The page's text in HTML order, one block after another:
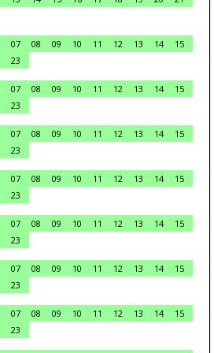
07 08 09 10 11 12 13 14
15
23
07 08 09 10 11 12 13 14
15
23
07 08 09 10 11 12 13 14
15
23
07 08 09 10 11 12 13 14
15
23
07 08 09 10 11 12 13 14
15
23
07 08 09 10 11 12 13 14
15
23
07 08 09 10 11 12 13 14
15
23